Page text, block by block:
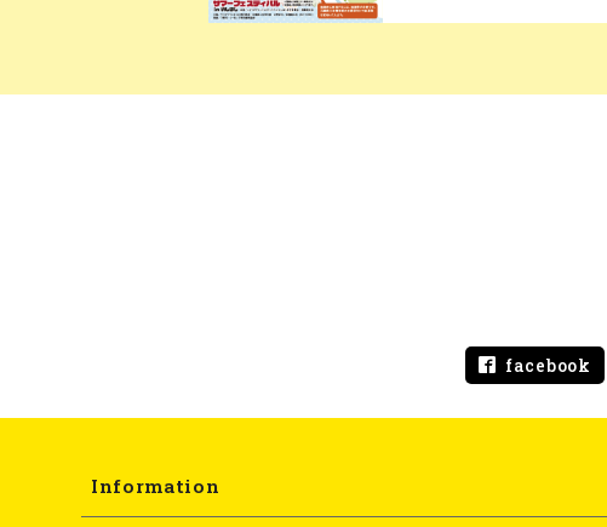
facebook
Information